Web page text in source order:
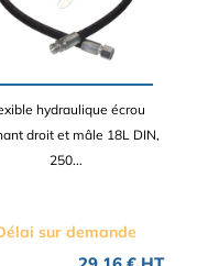
hydraulique écrou
droit et mâle 18L DIN,
250...
sur demande